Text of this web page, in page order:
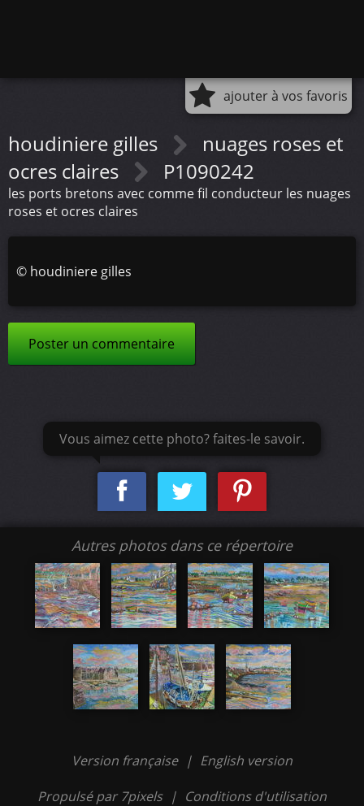
ajouter à vos favoris
houdiniere gilles
nuages roses et
ocres claires
P1090242
les ports bretons avec comme fil conducteur les nuages
roses et ocres claires
© houdiniere gilles
Poster un commentaire
Vous aimez cette photo? faites-le savoir.
Autres photos dans ce répertoire
Version française | English version
Propulsé par 7pixels | Conditions d'utilisation